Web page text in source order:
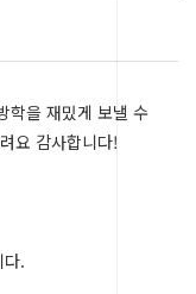
학을 재밌게 보낼 수
요 감사합니다!
.